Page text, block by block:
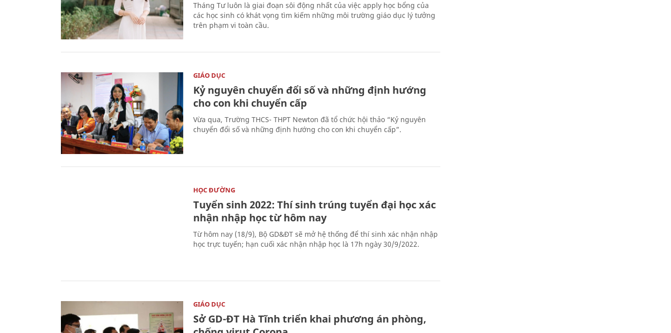
Tháng Tư luôn là giai đoạn sôi động nhất của việc apply học bổng của
các học sinh có khát vọng tìm kiếm những môi trường giáo dục lý tưởng
trên phạm vi toàn cầu.
GIÁO DỤC
Kỷ nguyên chuyển đổi số và những định hướng
cho con khi chuyển cấp
Vừa qua, Trường THCS- THPT Newton đã tổ chức hội thảo “Kỷ nguyên
chuyển đổi số và những định hướng cho con khi chuyển cấp”.
HỌC ĐƯỜNG
Tuyển sinh 2022: Thí sinh trúng tuyển đại học xác
nhận nhập học từ hôm nay
Từ hôm nay (18/9), Bộ GD&ĐT sẽ mở hệ thống để thí sinh xác nhận nhập
học trực tuyến; hạn cuối xác nhận nhập học là 17h ngày 30/9/2022.
GIÁO DỤC
Sở GD-ĐT Hà Tĩnh triển khai phương án phòng,